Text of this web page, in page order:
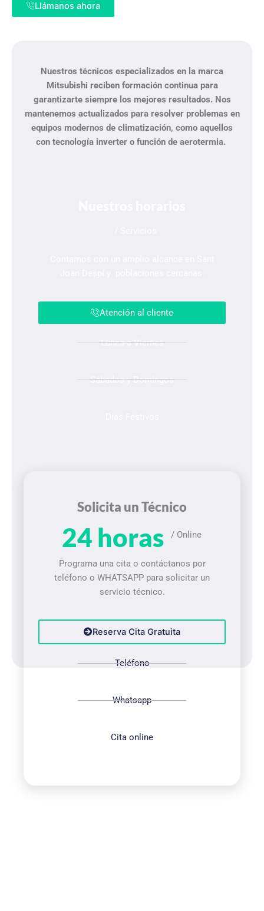
Nuestros técnicos especializados en la marca
Mitsubishi reciben formación continua para
garantizarte siempre los mejores resultados. Nos
mantenemos actualizados para resolver problemas en
equipos modernos de climatización, como aquellos
con tecnología inverter o función de aerotermia.
Atención al cliente
Lunes a Viernes
Sábados y Domingos
Solicita un Técnico
24 horas / Online
Programa una cita o contáctanos por
teléfono o WHATSAPP para solicitar un
servicio técnico.
Reserva Cita Gratuita
Teléfono
Whatsapp
Cita online
Llámanos ahora